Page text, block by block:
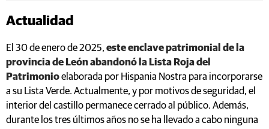
Actualidad
El 30 de enero de 2025, este enclave patrimonial de la
provincia de León abandonó la Lista Roja del
Patrimonioelaborada por Hispania Nostra para incorporarse
a su Lista Verde. Actualmente, y por motivos de seguridad, el
interior del castillo permanece cerrado al público. Además,
durante los tres últimos años no se ha llevado a cabo ninguna